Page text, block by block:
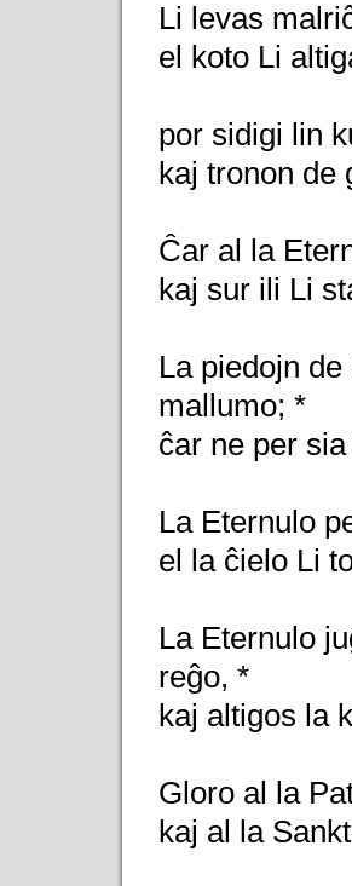
Li levas
el koto Li
por sidigi lin
kaj tronon de
Ĉar al la
kaj sur ili Li
La piedojn
mallumo; *
ĉar ne per
La Eternulo
el la ĉielo Li
La Eternulo
reĝo, *
kaj altigos la
Gloro al la
kaj al la